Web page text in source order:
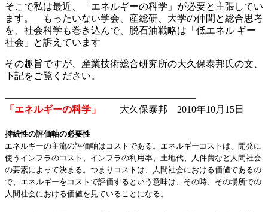
そこで私は最近、「エネルギーの科学」が必要と主張してい
ます。 もったいない学会、産総研、大学の仲間と総合思考
を、社会科学も巻き込んで、脱石油戦略は「低エネル ギー
社会」と訴えています
その趣旨ですが、 産業技術総合研究所の大久保泰邦氏の文、
下記をご覧ください。
————————————————————
「エネルギーの科学」
大久保泰邦 2010年10月15日
持続性の評価軸の必要性
エネルギーの主流の評価軸はコストである。エネルギーコストは、開発に
使うインフラのコスト、インフラの利用率、土地代、人件費など人間社会
の要素によって決まる。つまりコストは、人間社会における価値であるの
で、エネルギーをコストで評価するという意味は、その時、その場所での
人間社会における価値を見ていることになる。